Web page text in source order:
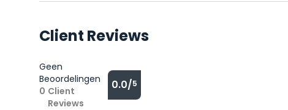
Client Reviews
Geen
Beoordelingen
0 Client
Reviews
0.0/5